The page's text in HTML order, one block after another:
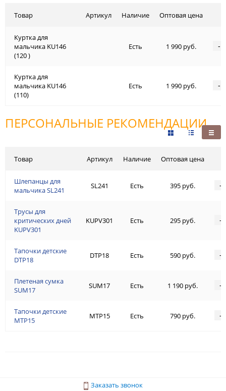
Товар
Куртка для
мальчика KU146
(120 )
Куртка для
мальчика KU146
(110)
Артикул Наличие Оптовая цена
Есть 1 990 руб. -
Есть 1 990 руб. -
ПЕРСОНАЛЬНЫЕ РЕКОМЕНДАЦИИ
Товар
Шлепанцы для
мальчика SL241
Трусы для
критических дней
KUPV301
Тапочки детские
DTP18
Плетеная сумка
SUM17
Тапочки детские
MTP15
Артикул Наличие Оптовая цена
SL241 Есть 395 руб. -
KUPV301 Есть 295 руб. -
DTP18 Есть 590 руб. -
SUM17 Есть 1 190 руб. -
MTP15 Есть 790 руб. -
Заказать звонок